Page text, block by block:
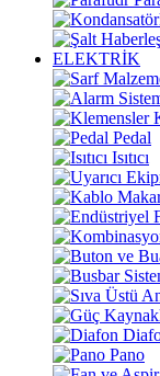
ELEKTRİK
Pedal
Isıtıcı
Pano